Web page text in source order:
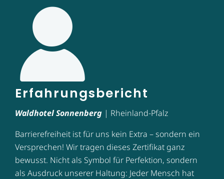
Erfahrungsbericht
Waldhotel Sonnenberg | Rheinland-Pfalz
Barrierefreiheit ist für uns kein Extra – sondern ein
Versprechen! Wir tragen dieses Zertifikat ganz
bewusst. Nicht als Symbol für Perfektion, sondern
als Ausdruck unserer Haltung: Jeder Mensch hat